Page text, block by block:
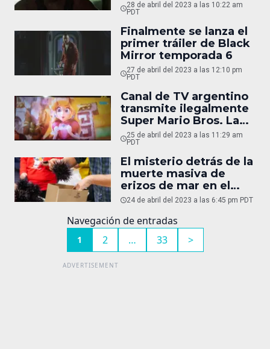
28 de abril del 2023 a las 10:22 am
PDT
Finalmente se lanza el
primer tráiler de Black
Mirror temporada 6
27 de abril del 2023 a las 12:10 pm
PDT
Canal de TV argentino
transmite ilegalmente
Super Mario Bros. La
Película
25 de abril del 2023 a las 11:29 am
PDT
El misterio detrás de la
muerte masiva de
erizos de mar en el
Caribe finalmente es
24 de abril del 2023 a las 6:45 pm PDT
Navegación de entradas
1 2 … 33 >